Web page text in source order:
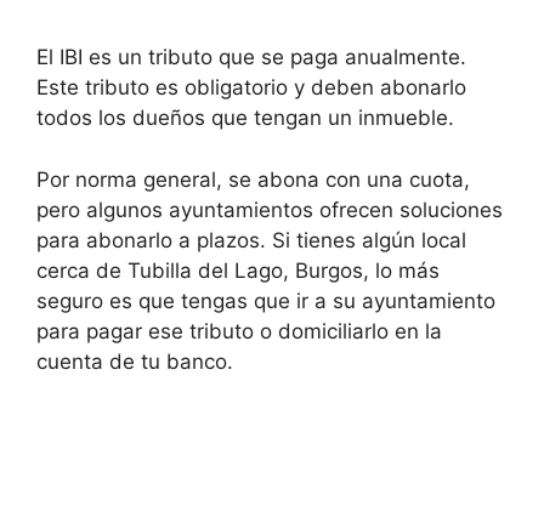
El IBI es un tributo que se paga anualmente.
Este tributo es obligatorio y deben abonarlo
todos los dueños que tengan un inmueble.
Por norma general, se abona con una cuota,
pero algunos ayuntamientos ofrecen soluciones
para abonarlo a plazos. Si tienes algún local
cerca de Tubilla del Lago, Burgos, lo más
seguro es que tengas que ir a su ayuntamiento
para pagar ese tributo o domiciliarlo en la
cuenta de tu banco.